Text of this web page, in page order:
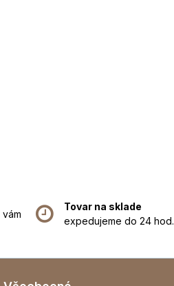
Tovar na sklade
expedujeme do 24 hod.